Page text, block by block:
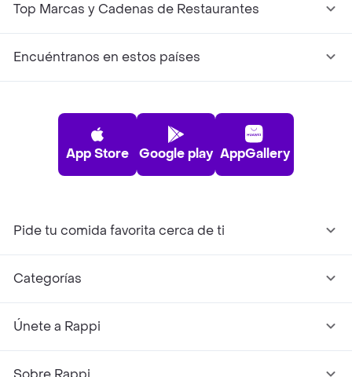
Top Marcas y Cadenas de Restaurantes
Encuéntranos en estos países
App Store Google play AppGallery
Pide tu comida favorita cerca de ti
Categorías
Únete a Rappi